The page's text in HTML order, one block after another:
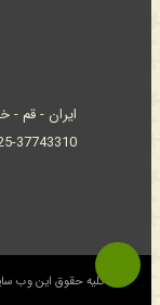
ایران - قم -
37743310
© کلیه حقوق این وب